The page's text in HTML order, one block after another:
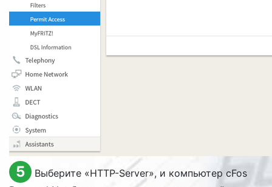
5 Выберите «HTTP-Server», и компьютер cFos